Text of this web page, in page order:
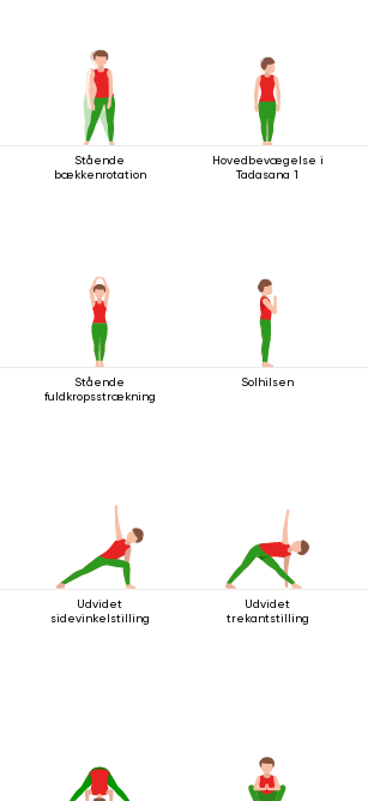
Stående
bækkenrotation
Hovedbevægelse i
Tadasana 1
Stående
fuldkropsstrækning
Solhilsen
Udvidet
sidevinkelstilling
Udvidet
trekantstilling